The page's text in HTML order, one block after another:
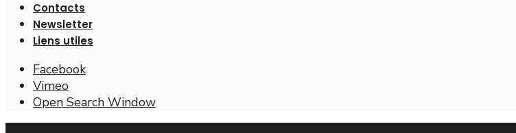
Contacts
Newsletter
Liens utiles
Facebook
Vimeo
Open Search Window